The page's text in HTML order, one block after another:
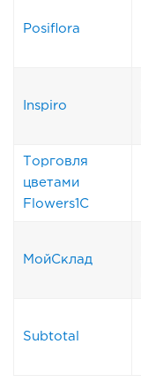
Posiflora
Inspiro
Торговля
цветами
Flowers1C
МойСклад
Subtotal